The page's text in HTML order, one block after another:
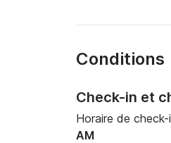
Conditions
Check-in et
Horaire de
AM